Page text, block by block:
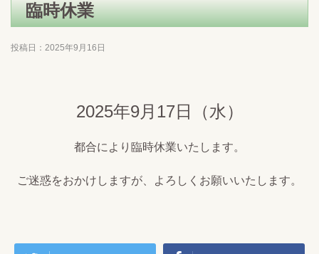
臨時休業
投稿日： 2025年9月16日
2025年9月17日（水）
都合により臨時休業いたします。
ご迷惑をおかけしますが、よろしくお願いいたします。